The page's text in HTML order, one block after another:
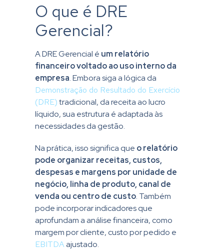
O que é DRE
Gerencial?
A DRE Gerencial é um relatório
financeiro voltado ao uso interno da
empresa. Embora siga a lógica da
Demonstração do Resultado do Exercício
(DRE)tradicional, da receita ao lucro
líquido, sua estrutura é adaptada às
necessidades da gestão.
Na prática, isso significa que o relatório
pode organizar receitas, custos,
despesas e margens por unidade de
negócio, linha de produto, canal de
venda ou centro de custo. Também
pode incorporar indicadores que
aprofundam a análise financeira, como
margem por cliente, custo por pedido e
EBITDAajustado.